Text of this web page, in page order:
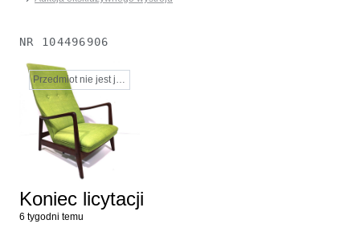
NR 104496906
Przedmiot nie jest już dostępny
Koniec licytacji
6 tygodni temu